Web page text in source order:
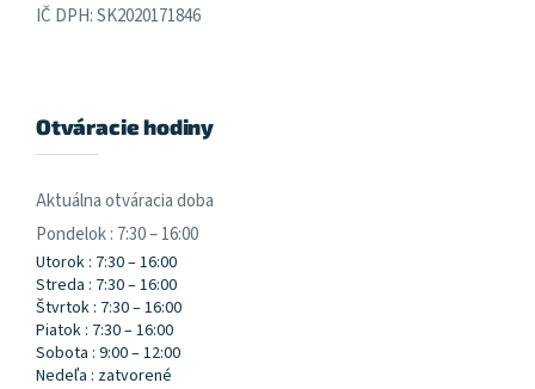
IČ DPH: SK2020171846
Otváracie hodiny
Aktuálna otváracia doba
Pondelok : 7:30 – 16:00
Utorok : 7:30 – 16:00
Streda : 7:30 – 16:00
Štvrtok : 7:30 – 16:00
Piatok : 7:30 – 16:00
Sobota : 9:00 – 12:00
Nedeľa : zatvorené